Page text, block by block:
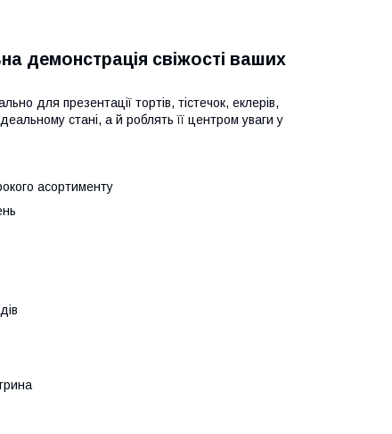
демонстрація свіжості ваших
для презентації тортів, тістечок, еклерів,
стані, а й роблять її центром уваги у
асортименту